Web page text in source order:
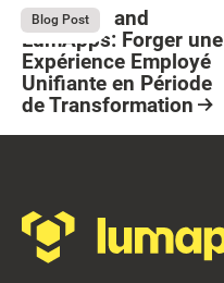
July 13, 2026
Blog Post
Stellantis and
LumApps: Forger une
Expérience Employé
Unifiante en Période
de Transformation